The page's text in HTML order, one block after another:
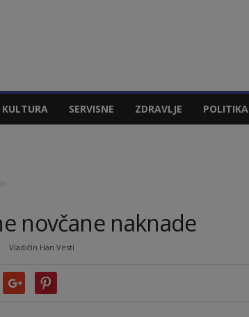
KULTURA SERVISNE ZDRAVLJE POLITIKA
novčane naknade
Vladičin Han Vesti